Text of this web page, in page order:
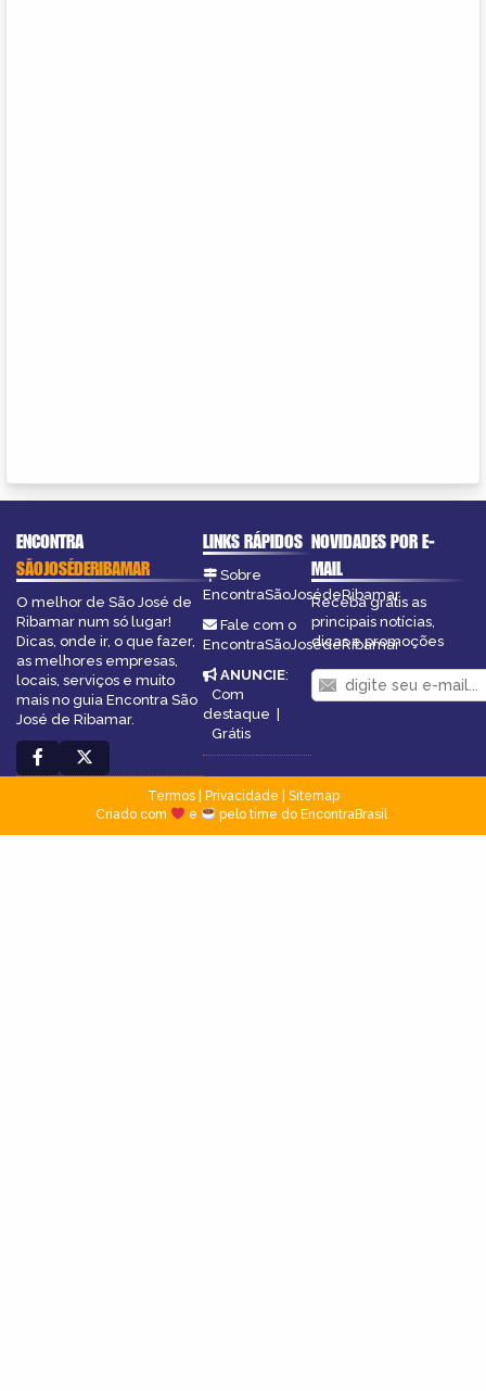
ENCONTRA
SÃOJOSÉDERIBAMAR
O melhor de São José de
Ribamar num só lugar!
Dicas, onde ir, o que fazer,
as melhores empresas,
locais, serviços e muito
mais no guia Encontra São
José de Ribamar.
LINKS RÁPIDOS
Sobre
EncontraSãoJosédeRibamar
Fale com o
EncontraSãoJosédeRibamar
ANUNCIE:
Com
destaque |
Grátis
NOVIDADES POR E-
MAIL
Receba grátis as
principais notícias,
dicas e promoções
Termos| Privacidade
Sitemap
Criado com
e pelo time do EncontraBrasil